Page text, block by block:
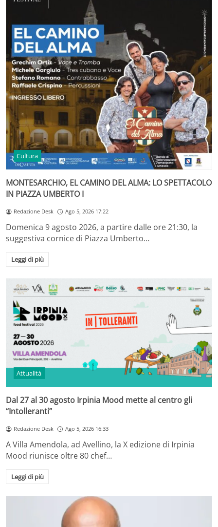
Cultura
MONTESARCHIO, EL CAMINO DEL ALMA: LO SPETTACOLO
IN PIAZZA UMBERTO I
Redazione Desk Ago 5, 2026 17:22
Domenica 9 agosto 2026, a partire dalle ore 21:30, la
suggestiva cornice di Piazza Umberto…
Leggi di più
Attualità
Dal 27 al 30 agosto Irpinia Mood mette al centro gli
“Intolleranti”
Redazione Desk Ago 5, 2026 16:33
A Villa Amendola, ad Avellino, la X edizione di Irpinia
Mood riunisce oltre 80 chef…
Leggi di più